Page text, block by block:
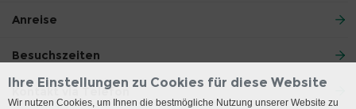
Anreise
Besuchszeiten
Kontakt via Telefon
Ihre Einstellungen zu Cookies für diese Website
Wir nutzen Cookies, um Ihnen die bestmögliche Nutzung unserer Website zu